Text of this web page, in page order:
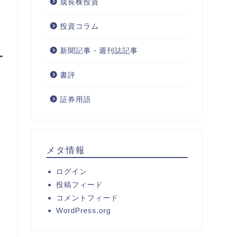
投資コラム
新聞記事・週刊誌記事
書評
証券用語
メタ情報
ログイン
投稿フィード
コメントフィード
WordPress.org